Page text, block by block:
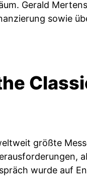
Gerald
sowie
größte
wurde auf